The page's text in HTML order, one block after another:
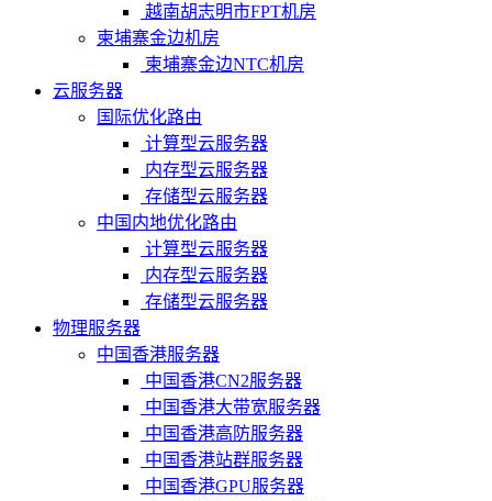
越南胡志明市FPT机房
柬埔寨金边机房
柬埔寨金边NTC机房
云服务器
国际优化路由
计算型云服务器
内存型云服务器
存储型云服务器
中国内地优化路由
计算型云服务器
内存型云服务器
存储型云服务器
物理服务器
中国香港服务器
中国香港CN2服务器
中国香港大带宽服务器
中国香港高防服务器
中国香港站群服务器
中国香港GPU服务器